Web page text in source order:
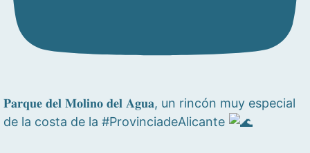
𝐏𝐚𝐫𝐪𝐮𝐞 𝐝𝐞𝐥 𝐌𝐨𝐥𝐢𝐧𝐨 𝐝𝐞𝐥 𝐀𝐠𝐮𝐚, un rincón muy especial
de la costa de la #ProvinciadeAlicante